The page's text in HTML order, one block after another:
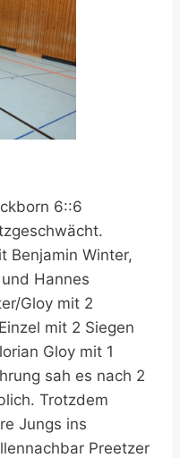
6::6
Benjamin Winter,
Hannes
Gloy mit 2
mit 2 Siegen
Gloy mit 1
sah es nach 2
Trotzdem
Jungs ins
Preetzer